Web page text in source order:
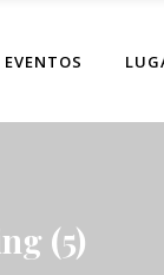
EVENTOS
(5)